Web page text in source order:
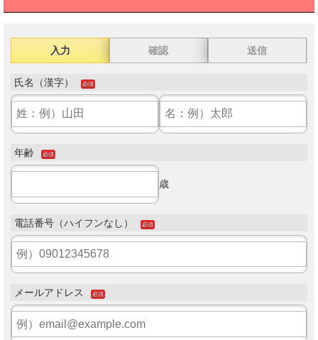
入力 確認 送信
氏名（漢字） 必須
年齢 必須
歳
電話番号（ハイフンなし） 必須
メールアドレス 必須